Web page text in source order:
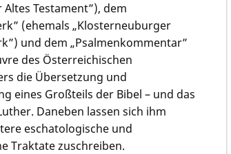
Altes Testament”), dem
(ehemals „Klosterneuburger
und dem „Psalmenkommentar”
des Österreichischen
die Übersetzung und
eines Großteils der Bibel – und das
Daneben lassen sich ihm
eschatologische und
Traktate zuschreiben.